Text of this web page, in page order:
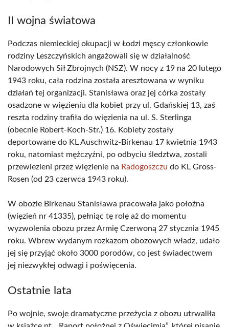
II wojna światowa
Podczas niemieckiej okupacji w Łodzi męscy członkowie
rodziny Leszczyńskich angażowali się w działalność
Narodowych Sił Zbrojnych (NSZ). W nocy z 19 na 20 lutego
1943 roku, cała rodzina została aresztowana w wyniku
działań tej organizacji. Stanisława oraz jej córka zostały
osadzone w więzieniu dla kobiet przy ul. Gdańskiej 13, zaś
reszta rodziny trafiła do więzienia na ul. S. Sterlinga
(obecnie Robert-Koch-Str.) 16. Kobiety zostały
deportowane do KL Auschwitz-Birkenau 17 kwietnia 1943
roku, natomiast mężczyźni, po odbyciu śledztwa, zostali
przewiezieni przez więzienie na Radogoszczu do KL Gross-
Rosen (od 23 czerwca 1943 roku).
W obozie Birkenau Stanisława pracowała jako położna
(więzień nr 41335), pełniąc tę rolę aż do momentu
wyzwolenia obozu przez Armię Czerwoną 27 stycznia 1945
roku. Wbrew wydanym rozkazom obozowych władz, udało
jej się przyjąć około 3000 porodów, co jest świadectwem
jej niezwykłej odwagi i poświęcenia.
Ostatnie lata
Po wojnie, swoje dramatyczne przeżycia z obozu utrwaliła